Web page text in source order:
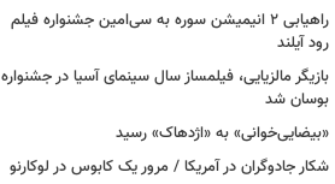
راهیابی ۲ انیمیشن سوره به سی‌امین جشنواره فیلم
رود آیلند
بازیگر مالزیایی، فیلمساز سال سینمای آسیا در جشنواره
بوسان شد
«بیضایی‌خوانی» به «اژدهاک» رسید
شکار جادوگران در آمریکا / مرور یک کابوس در لوکارنو